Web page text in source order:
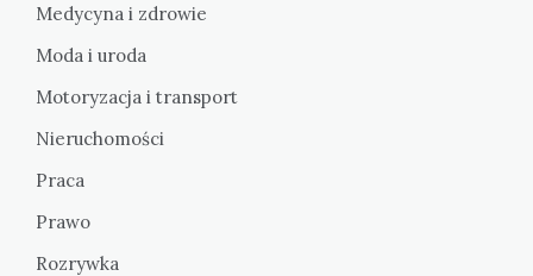
Medycyna i zdrowie
Moda i uroda
Motoryzacja i transport
Nieruchomości
Praca
Prawo
Rozrywka